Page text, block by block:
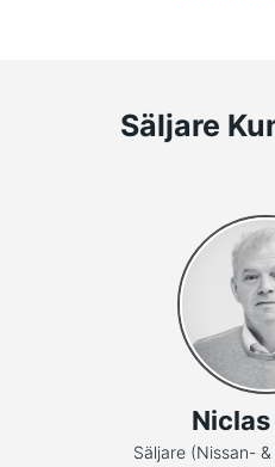
Säljare
Säljare (Nissan-